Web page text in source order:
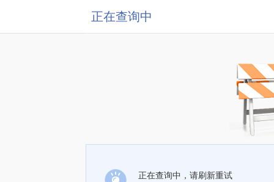
正在查询中
正在查询中，请刷新重试